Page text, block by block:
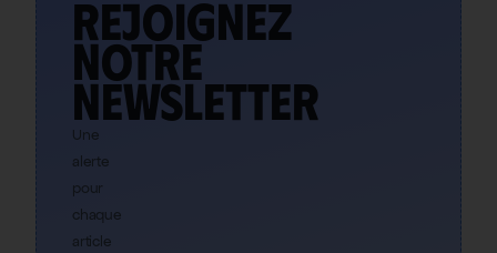
Rejoignez
notre
newsletter
Une
alerte
pour
chaque
article